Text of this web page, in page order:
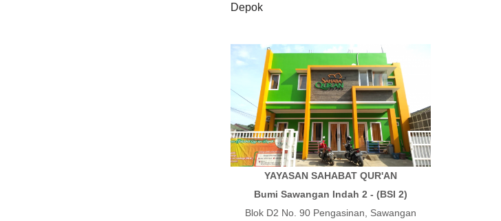
Depok
YAYASAN SAHABAT QUR'AN
Bumi Sawangan Indah 2 - (BSI 2)
Blok D2 No. 90 Pengasinan, Sawangan